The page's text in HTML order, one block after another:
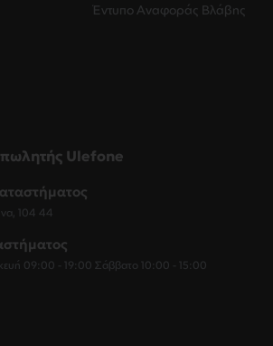
Έντυπο Αναφοράς Βλάβης
Ulefone
104 44
09:00 - 19:00 Σάββατο 10:00 - 15:00